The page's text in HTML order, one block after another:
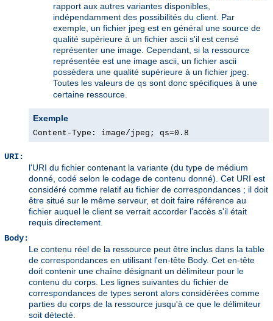
rapport aux autres variantes disponibles,
indépendamment des possibilités du client. Par
exemple, un fichier jpeg est en général une source de
qualité supérieure à un fichier ascii s'il est censé
représenter une image. Cependant, si la ressource
représentée est une image ascii, un fichier ascii
possèdera une qualité supérieure à un fichier jpeg.
Toutes les valeurs de qs sont donc spécifiques à une
certaine ressource.
Exemple
Content-Type: image/jpeg; qs=0.8
URI:
l'URI du fichier contenant la variante (du type de médium
donné, codé selon le codage de contenu donné). Cet URI est
considéré comme relatif au fichier de correspondances ; il doit
être situé sur le même serveur, et doit faire référence au
fichier auquel le client se verrait accorder l'accès s'il était
requis directement.
Body:
Le contenu réel de la ressource peut être inclus dans la table
de correspondances en utilisant l'en-tête Body. Cet en-tête
doit contenir une chaîne désignant un délimiteur pour le
contenu du corps. Les lignes suivantes du fichier de
correspondances de types seront alors considérées comme
parties du corps de la ressource jusqu'à ce que le délimiteur
soit détecté.